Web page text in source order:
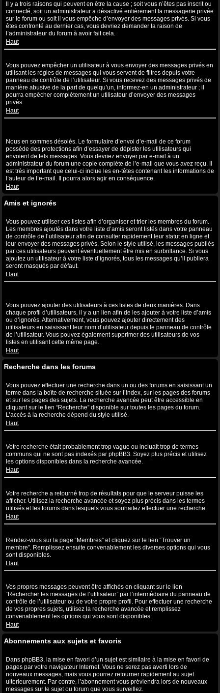
Il y a trois raisons qui peuvent en être la cause ; soit vous n’êtes pas inscrit ou
connecté, soit un administrateur a désactivé entièrement la messagerie privée
sur le forum ou soit il vous empêche d’envoyer des messages privés. Si vous
êtes confronté au dernier cas, vous devriez demander la raison de
l’administrateur du forum à avoir fait cela.
Haut
Vous pouvez empêcher un utilisateur à vous envoyer des messages privés en
utilisant les règles de messages qui vous servent de filtres depuis votre
panneau de contrôle de l’utilisateur. Si vous recevez des messages privés de
manière abusive de la part de quelqu’un, informez-en un administrateur ; il
pourra empêcher complètement un utilisateur d’envoyer des messages
privés.
Haut
Nous en sommes désolés. Le formulaire d’envoi d’e-mail de ce forum
possède des protections afin d’essayer de dépister les utilisateurs qui
envoient de tels messages. Vous devriez envoyer par e-mail à un
administrateur du forum une copie complète de l’e-mail que vous avez reçu. Il
est très important que celui-ci inclue les en-têtes contenant les informations de
l’auteur de l’e-mail. Il pourra alors agir en conséquence.
Haut
Amis et ignorés
Vous pouvez utiliser ces listes afin d’organiser et trier les membres du forum.
Les membres ajoutés dans votre liste d’amis seront listés dans votre panneau
de contrôle de l’utilisateur afin de consulter rapidement leur statut en ligne et
leur envoyer des messages privés. Selon le style utilisé, les messages publiés
par ces utilisateurs peuvent éventuellement être mis en surbrillance. Si vous
ajoutez un utilisateur à votre liste d’ignorés, tous les messages qu’il publiera
seront masqués par défaut.
Haut
Vous pouvez ajouter des utilisateurs à ces listes de deux manières. Dans
chaque profil d’utilisateurs, il y a un lien afin de les ajouter à votre liste d’amis
ou d’ignorés. Alternativement, vous pouvez ajouter directement des
utilisateurs en saisissant leur nom d’utilisateur depuis le panneau de contrôle
de l’utilisateur. Vous pouvez également supprimer des utilisateurs de vos
listes en utilisant cette même page.
Haut
Recherche dans les forums
Vous pouvez effectuer une recherche dans un ou des forums en saisissant un
terme dans la boîte de recherche située sur l’index, sur les pages des forums
et sur les pages des sujets. La recherche avancée peut être accessible en
cliquant sur le lien “Recherche” disponible sur toutes les pages du forum.
L’accès à la recherche dépend du style utilisé.
Haut
Votre recherche était probablement trop vague ou incluait trop de termes
communs qui ne sont pas indexés par phpBB3. Soyez plus précis et utilisez
les options disponibles dans la recherche avancée.
Haut
Votre recherche a retourné trop de résultats pour que le serveur puisse les
afficher. Utilisez la recherche avancée et soyez plus précis dans les termes
utilisés et les forums dans lesquels vous souhaitez effectuer une recherche.
Haut
Rendez-vous sur la page “Membres” et cliquez sur le lien “Trouver un
membre”. Remplissez ensuite convenablement les diverses options qui vous
sont disponibles.
Haut
Vos propres messages peuvent être affichés en cliquant sur le lien
“Rechercher les messages de l’utilisateur” par l’intermédiaire du panneau de
contrôle de l’utilisateur ou de votre propre profil. Pour effectuer une recherche
de vos propres sujets, utilisez la recherche avancée et remplissez
convenablement les options qui vous sont disponibles.
Haut
Abonnements aux sujets et favoris
Dans phpBB3, la mise en favori d’un sujet est similaire à la mise en favori de
pages par votre navigateur Internet. Vous ne serez pas averti lors de
nouveaux messages, mais vous pourrez retourner rapidement au sujet
ultérieurement. Par contre, l’abonnement vous préviendra lors de nouveaux
messages sur le sujet ou forum que vous surveillez.